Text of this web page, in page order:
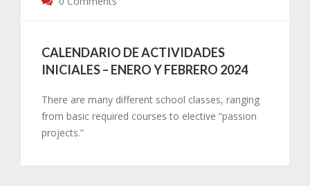
CALENDARIO DE ACTIVIDADES
INICIALES – ENERO Y FEBRERO 2024
There are many different school classes, ranging
from basic required courses to elective “passion
projects.”